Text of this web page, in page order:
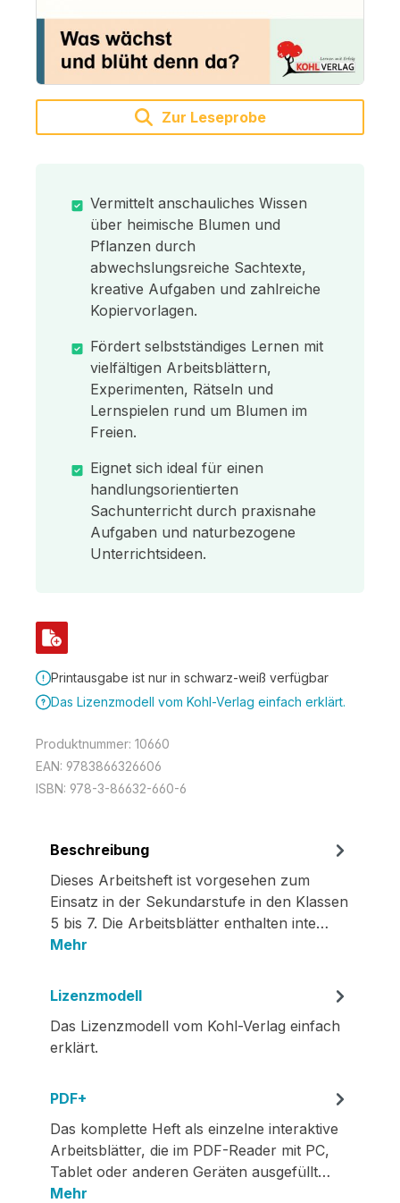
Zur Leseprobe
Vermittelt anschauliches Wissen
über heimische Blumen und
Pflanzen durch
abwechslungsreiche Sachtexte,
kreative Aufgaben und zahlreiche
Kopiervorlagen.
Fördert selbstständiges Lernen mit
vielfältigen Arbeitsblättern,
Experimenten, Rätseln und
Lernspielen rund um Blumen im
Freien.
Eignet sich ideal für einen
handlungsorientierten
Sachunterricht durch praxisnahe
Aufgaben und naturbezogene
Unterrichtsideen.
Printausgabe ist nur in schwarz-weiß verfügbar
Das Lizenzmodell vom Kohl-Verlag einfach erklärt.
Produktnummer: 10660
EAN: 9783866326606
ISBN: 978-3-86632-660-6
Beschreibung
Dieses Arbeitsheft ist vorgesehen zum
Einsatz in der Sekundarstufe in den Klassen
5 bis 7. Die Arbeitsblätter enthalten inte…
Mehr
Lizenzmodell
Das Lizenzmodell vom Kohl-Verlag einfach
erklärt.
PDF+
Das komplette Heft als einzelne interaktive
Arbeitsblätter, die im PDF-Reader mit PC,
Tablet oder anderen Geräten ausgefüllt…
Mehr